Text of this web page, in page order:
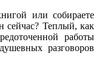
или собираете
сейчас? Теплый, как
работы
разговоров